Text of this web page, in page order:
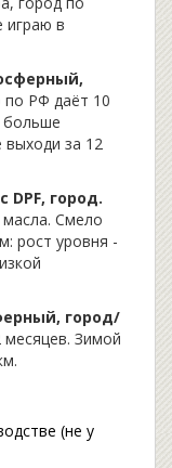
играю в
по РФ даёт 10
больше
за 12
DPF, город.
масла. Смело
рост уровня -
город/
месяцев. Зимой
(не у